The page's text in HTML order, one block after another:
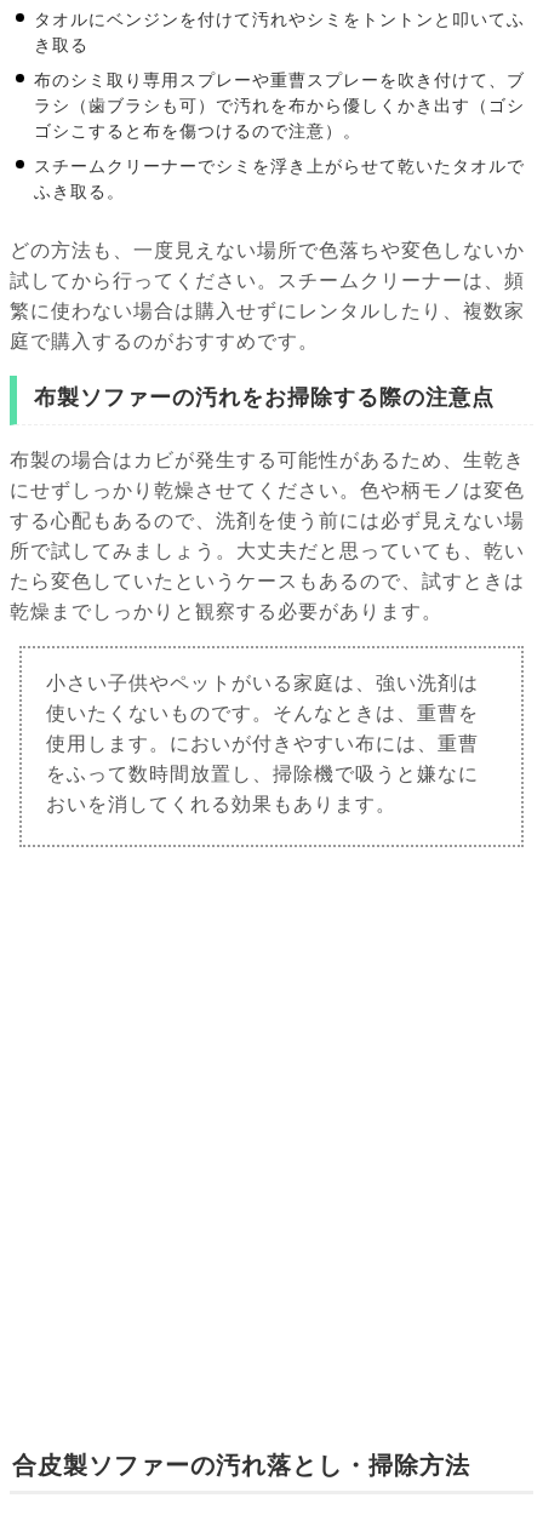
タオルにベンジンを付けて汚れやシミをトントンと叩いてふ
き取る
布のシミ取り専用スプレーや重曹スプレーを吹き付けて、ブ
ラシ（歯ブラシも可）で汚れを布から優しくかき出す（ゴシ
ゴシこすると布を傷つけるので注意）。
スチームクリーナーでシミを浮き上がらせて乾いたタオルで
ふき取る。
どの方法も、一度見えない場所で色落ちや変色しないか
試してから行ってください。スチームクリーナーは、頻
繁に使わない場合は購入せずにレンタルしたり、複数家
庭で購入するのがおすすめです。
布製ソファーの汚れをお掃除する際の注意点
布製の場合はカビが発生する可能性があるため、生乾き
にせずしっかり乾燥させてください。色や柄モノは変色
する心配もあるので、洗剤を使う前には必ず見えない場
所で試してみましょう。大丈夫だと思っていても、乾い
たら変色していたというケースもあるので、試すときは
乾燥までしっかりと観察する必要があります。
小さい子供やペットがいる家庭は、強い洗剤は
使いたくないものです。そんなときは、重曹を
使用します。においが付きやすい布には、重曹
をふって数時間放置し、掃除機で吸うと嫌なに
おいを消してくれる効果もあります。
合皮製ソファーの汚れ落とし・掃除方法